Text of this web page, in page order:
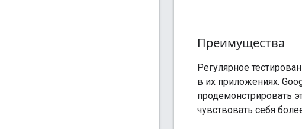
Преимущества
Регулярное
в их приложениях.
продемонстрировать
чувствовать себя